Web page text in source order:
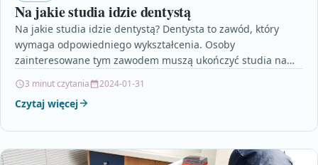
Na jakie studia idzie dentystą
Na jakie studia idzie dentystą? Dentysta to zawód, który
wymaga odpowiedniego wykształcenia. Osoby
zainteresowane tym zawodem muszą ukończyć studia na
3 minut czytania 2024-01-31
Czytaj więcej